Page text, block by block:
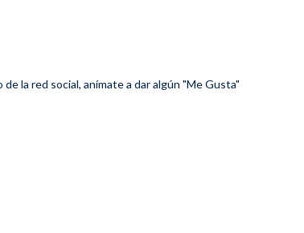
la red social, anímate a dar algún "Me Gusta"